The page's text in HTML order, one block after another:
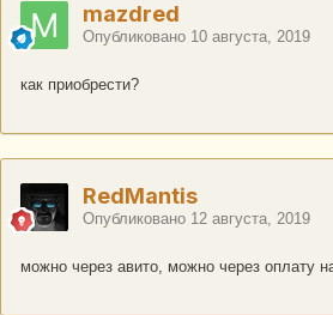
mazdred
Опубликовано 10 августа, 2019
как приобрести?
RedMantis
Опубликовано 12 августа, 2019
можно через авито, можно через оплату